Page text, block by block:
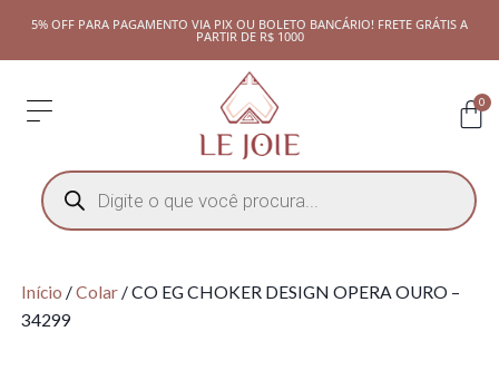
5% OFF PARA PAGAMENTO VIA PIX OU BOLETO BANCÁRIO! FRETE GRÁTIS A
PARTIR DE R$ 1000
0
Início /Colar/ CO EG CHOKER DESIGN OPERA OURO –
34299